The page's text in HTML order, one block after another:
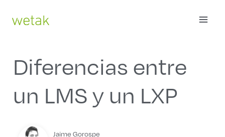
contenido
Diferencias entre
un LMS y un LXP
Jaime Gorospe